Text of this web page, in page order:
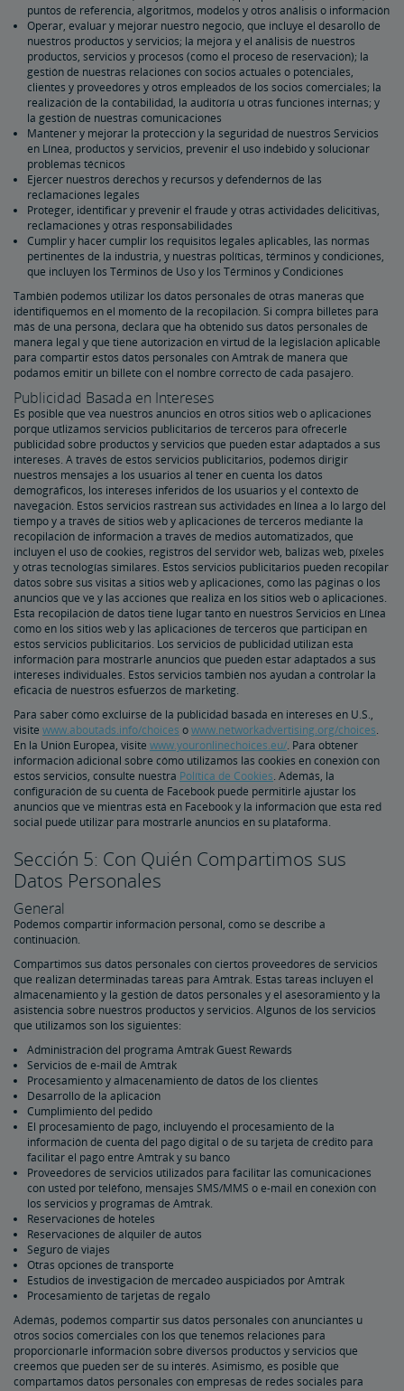
puntos de referencia, algoritmos, modelos y otros análisis o información
Operar, evaluar y mejorar nuestro negocio, que incluye el desarollo de
nuestros productos y servicios; la mejora y el análisis de nuestros
productos, servicios y procesos (como el proceso de reservación); la
gestión de nuestras relaciones con socios actuales o potenciales,
clientes y proveedores y otros empleados de los socios comerciales; la
realización de la contabilidad, la auditoría u otras funciones internas; y
la gestión de nuestras comunicaciones
Mantener y mejorar la protección y la seguridad de nuestros Servicios
en Línea, productos y servicios, prevenir el uso indebido y solucionar
problemas técnicos
Ejercer nuestros derechos y recursos y defendernos de las
reclamaciones legales
Proteger, identificar y prevenir el fraude y otras actividades delicitivas,
reclamaciones y otras responsabilidades
Cumplir y hacer cumplir los requisitos legales aplicables, las normas
pertinentes de la industria, y nuestras políticas, términos y condiciones,
que incluyen los Términos de Uso y los Términos y Condiciones
También podemos utilizar los datos personales de otras maneras que
identifiquemos en el momento de la recopilación. Si compra billetes para
más de una persona, declara que ha obtenido sus datos personales de
manera legal y que tiene autorización en virtud de la legislación aplicable
para compartir estos datos personales con Amtrak de manera que
podamos emitir un billete con el nombre correcto de cada pasajero.
Publicidad Basada en Intereses
Es posible que vea nuestros anuncios en otros sitios web o aplicaciones
porque utlizamos servicios publicitarios de terceros para ofrecerle
publicidad sobre productos y servicios que pueden estar adaptados a sus
intereses. A través de estos servicios publicitarios, podemos dirigir
nuestros mensajes a los usuarios al tener en cuenta los datos
demográficos, los intereses inferidos de los usuarios y el contexto de
navegación. Estos servicios rastrean sus actividades en línea a lo largo del
tiempo y a través de sitios web y aplicaciones de terceros mediante la
recopilación de información a través de medios automatizados, que
incluyen el uso de cookies, registros del servidor web, balizas web, píxeles
y otras tecnologías similares. Estos servicios publicitarios pueden recopilar
datos sobre sus visitas a sitios web y aplicaciones, como las páginas o los
anuncios que ve y las acciones que realiza en los sitios web o aplicaciones.
Esta recopilación de datos tiene lugar tanto en nuestros Servicios en Línea
como en los sitios web y las aplicaciones de terceros que participan en
estos servicios publicitarios. Los servicios de publicidad utilizan esta
información para mostrarle anuncios que pueden estar adaptados a sus
intereses individuales. Estos servicios también nos ayudan a controlar la
eficacia de nuestros esfuerzos de marketing.
Para saber cómo excluirse de la publicidad basada en intereses en U.S.,
visite www.aboutads.info/choices owww.networkadvertising.org/choices.
En la Unión Europea, visite www.youronlinechoices.eu/. Para obtener
información adicional sobre cómo utilizamos las cookies en conexión con
estos servicios, consulte nuestra Política de Cookies. Además, la
configuración de su cuenta de Facebook puede permitirle ajustar los
anuncios que ve mientras está en Facebook y la información que esta red
social puede utilizar para mostrarle anuncios en su plataforma.
Sección 5: Con Quién Compartimos sus
Datos Personales
General
Podemos compartir información personal, como se describe a
continuación.
Compartimos sus datos personales con ciertos proveedores de servicios
que realizan determinadas tareas para Amtrak. Estas tareas incluyen el
almacenamiento y la gestión de datos personales y el asesoramiento y la
asistencia sobre nuestros productos y servicios. Algunos de los servicios
que utilizamos son los siguientes:
Administración del programa Amtrak Guest Rewards
Servicios de e-mail de Amtrak
Procesamiento y almacenamiento de datos de los clientes
Desarrollo de la aplicación
Cumplimiento del pedido
El procesamiento de pago, incluyendo el procesamiento de la
información de cuenta del pago digital o de su tarjeta de crédito para
facilitar el pago entre Amtrak y su banco
Proveedores de servicios utilizados para facilitar las comunicaciones
con usted por teléfono, mensajes SMS/MMS o e-mail en conexión con
los servicios y programas de Amtrak.
Reservaciones de hoteles
Reservaciones de alquiler de autos
Seguro de viajes
Otras opciones de transporte
Estudios de investigación de mercadeo auspiciados por Amtrak
Procesamiento de tarjetas de regalo
Además, podemos compartir sus datos personales con anunciantes u
otros socios comerciales con los que tenemos relaciones para
proporcionarle información sobre diversos productos y servicios que
creemos que pueden ser de su interés. Asimismo, es posible que
compartamos datos personales con empresas de redes sociales para